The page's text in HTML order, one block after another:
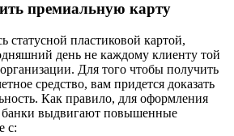
премиальную карту
статусной пластиковой картой,
день не каждому клиенту той
Для того чтобы получить
средство, вам придется доказать
Как правило, для оформления
банки выдвигают повышенные
с: